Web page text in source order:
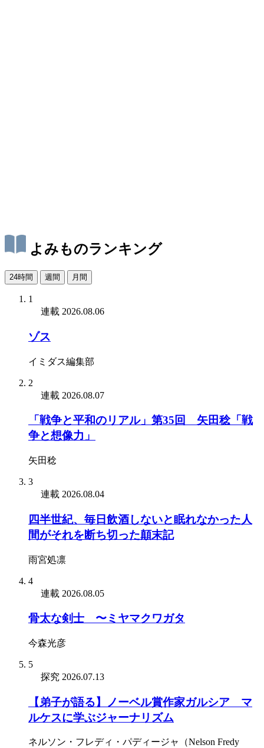
よみものランキング
24時間 週間 月間
1
連載 2026.08.06
ゾス
イミダス編集部
2
連載 2026.08.07
「戦争と平和のリアル」第35回 矢田稔「戦
争と想像力」
矢田稔
3
連載 2026.08.04
四半世紀、毎日飲酒しないと眠れなかった人
間がそれを断ち切った顛末記
雨宮処凛
4
連載 2026.08.05
骨太な剣士 〜ミヤマクワガタ
今森光彦
5
探究 2026.07.13
【弟子が語る】ノーベル賞作家ガルシア゠マ
ルケスに学ぶジャーナリズム
ネルソン・フレディ・パディージャ（Nelson Fredy